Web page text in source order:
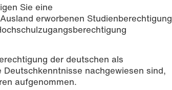
Sie eine
erworbenen Studienberechtigung
der deutschen als
nachgewiesen sind,
aufgenommen.